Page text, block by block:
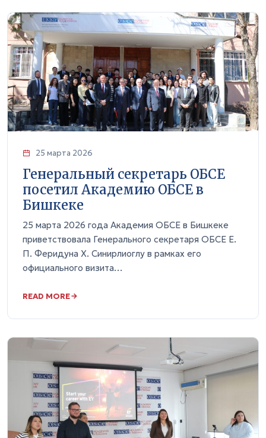
25 марта 2026
Генеральный секретарь ОБСЕ
посетил Академию ОБСЕ в
Бишкеке
25 марта 2026 года Академия ОБСЕ в Бишкеке
приветствовала Генерального секретаря ОБСЕ Е.
П. Феридуна Х. Синирлиоглу в рамках его
официального визита…
READ MORE